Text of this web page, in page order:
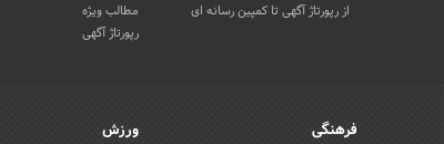
از رپورتاژ آگهی تا کمپین رسانه ای
مطالب ویژه
رپورتاژ آگهی
فرهنگی ورزش